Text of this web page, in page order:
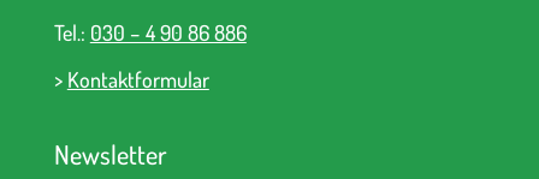
Tel.: 030 – 4 90 86 886
> Kontaktformular
Newsletter